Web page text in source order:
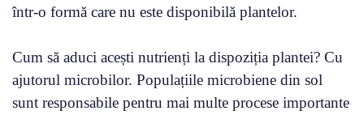
într-o formă care nu este disponibilă plantelor.
Cum să aduci acești nutrienți la dispoziția plantei? Cu
ajutorul microbilor. Populațiile microbiene din sol
sunt responsabile pentru mai multe procese importante